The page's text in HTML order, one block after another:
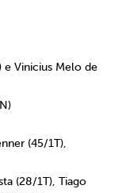
e Vinicius Melo de
(45/1T),
(28/1T), Tiago